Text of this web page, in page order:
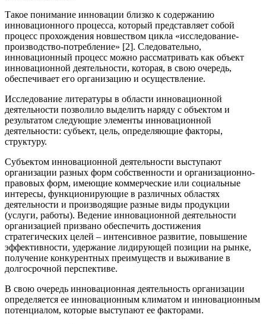
Такое понимание инновации близко к содержанию
инновационного процесса, который представляет собой
процесс прохождения новшеством цикла «исследование-
производство-потребление» [2]. Следовательно,
инновационный процесс можно рассматривать как объект
инновационной деятельности, которая, в свою очередь,
обеспечивает его организацию и осуществление.
Исследование литературы в области инновационной
деятельности позволило выделить наряду с объектом и
результатом следующие элементы инновационной
деятельности: субъект, цель, определяющие факторы,
структуру.
Субъектом инновационной деятельности выступают
организации разных форм собственности и организационно-
правовых форм, имеющие коммерческие или социальные
интересы, функционирующие в различных областях
деятельности и производящие разные виды продукции
(услуги, работы). Ведение инновационной деятельности
организацией призвано обеспечить достижения
стратегических целей – интенсивное развитие, повышение
эффективности, удержание лидирующей позиции на рынке,
получение конкурентных преимуществ и выживание в
долгосрочной перспективе.
В свою очередь инновационная деятельность организации
определяется ее инновационным климатом и инновационным
потенциалом, которые выступают ее факторами.